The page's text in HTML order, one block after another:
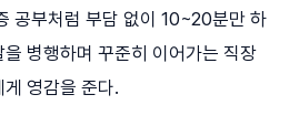
공부처럼 부담 없이 10~20분만 하
병행하며 꾸준히 이어가는 직장
영감을 준다.